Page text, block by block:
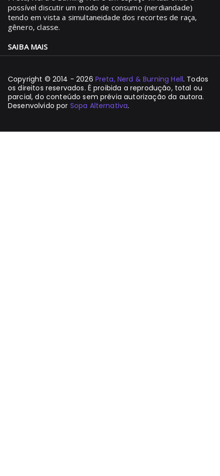
possível discutir um modo de consumo (nerdiandade)
tendo em vista a simultaneidade dos recortes de raça,
gênero, classe.
SAIBA MAIS
Copyright © 2014 - 2026 Preta, Nerd & Burning Hell. Todos
os direitos reservados. É proibida a reprodução, total ou
parcial, do conteúdo sem prévia autorização da autora.
Desenvolvido por Sopa Alternativa.